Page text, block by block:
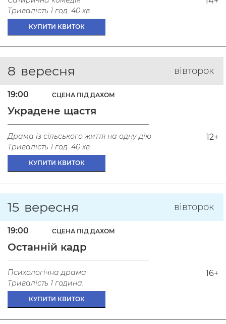
Тривалість 1 год. 40 хв.
КУПИТИ КВИТОК
8 вересня вівторок
19:00 СЦЕНА ПІД ДАХОМ
Украдене щастя
Драма із сільського життя на одну дію
Тривалість 1 год. 40 хв.
12+
КУПИТИ КВИТОК
15 вересня вівторок
19:00 СЦЕНА ПІД ДАХОМ
Останній кадр
Психологічна драма
Тривалість 1 година.
16+
КУПИТИ КВИТОК